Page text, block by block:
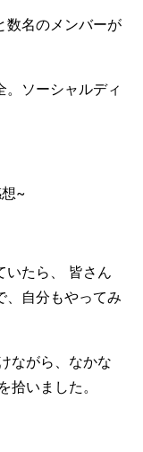
数名のメンバーが
。ソーシャルディ
~
いたら、 皆さん
、自分もやってみ
ながら、なかな
拾いました。